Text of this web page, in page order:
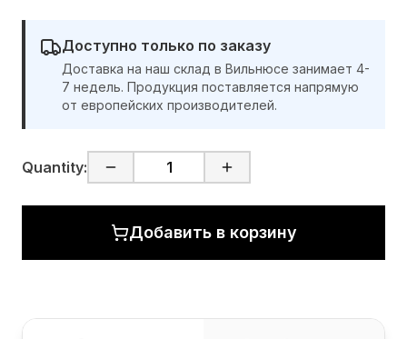
Доступно только по заказу
Доставка на наш склад в Вильнюсе занимает 4-
7 недель. Продукция поставляется напрямую
от европейских производителей.
Quantity:
Добавить в корзину